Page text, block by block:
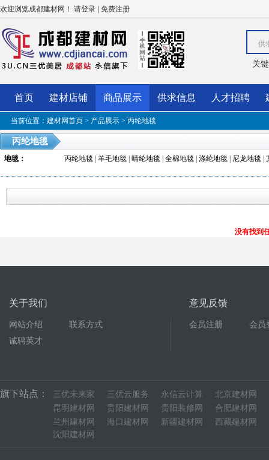
欢迎浏览成都建材网！ 请登录 | 免费注册
供
关
首页 建材店铺 商品展示 供求信息 人才招聘
当前位置： 建材网首页 > 产品展示 > 丙纶地毯
丙纶地毯
地毯： 丙纶地毯 羊毛地毯 晴纶地毯 全棉地毯 涤纶地毯 尼龙地毯
没有找到
关于我们
网站介绍
联系方式
诚聘英才
意见反馈
会员注册 会员
旗下站点： 三优未来家 三优云服务 永信云计算 北京建材网
昆明建材网
贵阳建材网 贵阳装修网 合肥建材网
兰州建材网
海口建材网 新疆建材网 西藏建材网
沈阳建材网